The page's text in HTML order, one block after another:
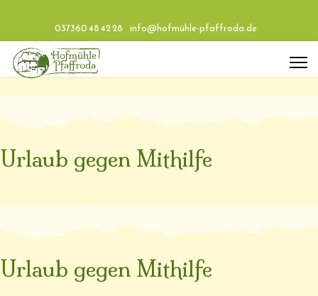
037360 48 42 28 info@hofmühle-pfaffroda.de
Urlaub gegen Mithilfe
Urlaub gegen Mithilfe